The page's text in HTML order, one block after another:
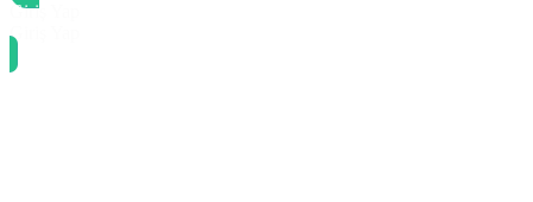
Giriş Yap
Giriş Yap